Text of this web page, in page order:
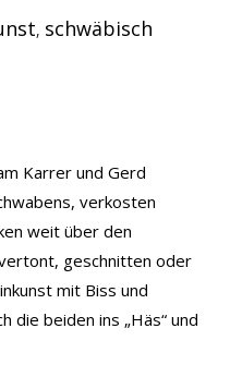
, schwäbisch
Karrer und Gerd
verkosten
weit über den
geschnitten oder
mit Biss und
die beiden ins „Häs“ und